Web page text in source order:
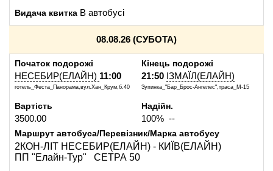
Видача квитка В автобусі
08.08.26 (СУБОТА)
Початок подорожі
НЕСЕБИР(ЕЛАЙН) 11:00
готель_Феста_Панорама,вул.Хан_Крум,б.40
Кінець подорожі
21:50 ІЗМАЇЛ(ЕЛАЙН)
Зупинка_"Бар_Брос-Ангелес",траса_М-15
Вартість
3500.00
Надійн.
100% --
Маршрут автобуса/Перевізник/Марка автобусу
2КОН-ЛІТ НЕСЕБИР(ЕЛАЙН) - КИЇВ(ЕЛАЙН)
ПП "Елайн-Тур" СЕТРА 50